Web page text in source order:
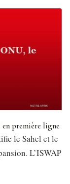
première ligne
le Sahel et le
L’ISWAP